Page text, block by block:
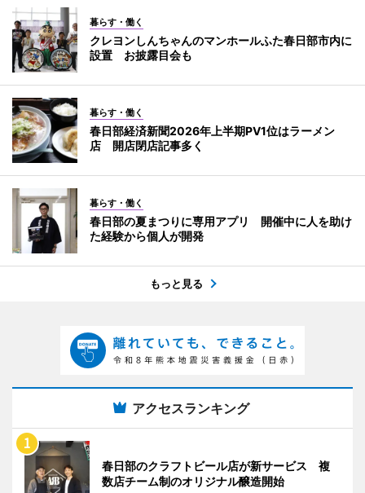
暮らす・働く
クレヨンしんちゃんのマンホールふた春日部市内に
設置 お披露目会も
暮らす・働く
春日部経済新聞2026年上半期PV1位はラーメン
店 開店閉店記事多く
暮らす・働く
春日部の夏まつりに専用アプリ 開催中に人を助け
た経験から個人が開発
もっと見る
アクセスランキング
春日部のクラフトビール店が新サービス 複
数店チーム制のオリジナル醸造開始